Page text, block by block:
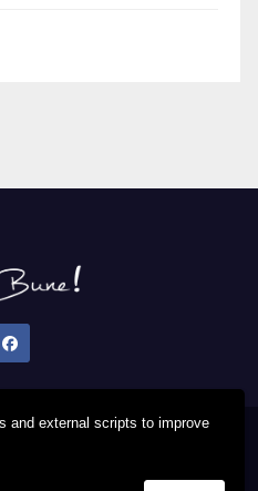
and external scripts to improve